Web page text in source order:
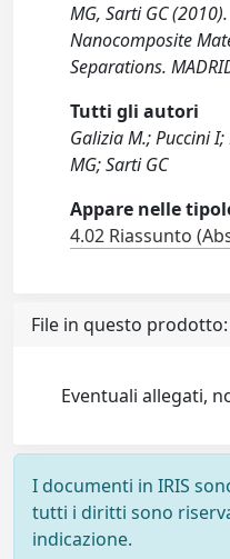
MG, Sarti GC
Nanocomposite
Separations.
Tutti gli autori
Galizia M.; Puccini
MG; Sarti GC
Appare nelle
4.02 Riassunto
File in questo prodotto:
Eventuali allegati,
I documenti in IRIS
tutti i diritti sono
indicazione.